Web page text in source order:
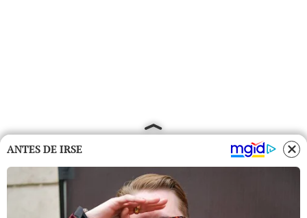
ANTES DE IRSE